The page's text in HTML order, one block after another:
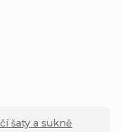
šaty a sukně